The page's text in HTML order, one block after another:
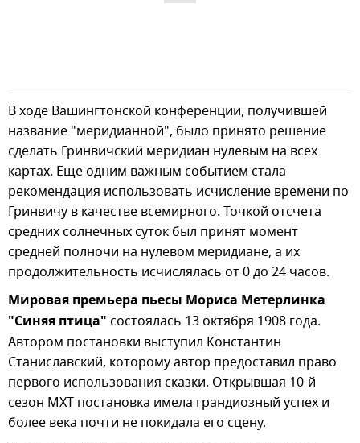
В ходе Вашингтонской конференции, получившей
название "меридианной", было принято решение
сделать Гринвичский меридиан нулевым на всех
картах. Еще одним важным событием стала
рекомендация использовать исчисление времени по
Гринвичу в качестве всемирного. Точкой отсчета
средних солнечных суток был принят момент
средней полночи на нулевом меридиане, а их
продолжительность исчислялась от 0 до 24 часов.
Мировая премьера пьесы Мориса Метерлинка
"Синяя птица" состоялась 13 октября 1908 года.
Автором постановки выступил Константин
Станиславский, которому автор предоставил право
первого использования сказки. Открывшая 10-й
сезон МХТ постановка имела грандиозный успех и
более века почти не покидала его сцену.